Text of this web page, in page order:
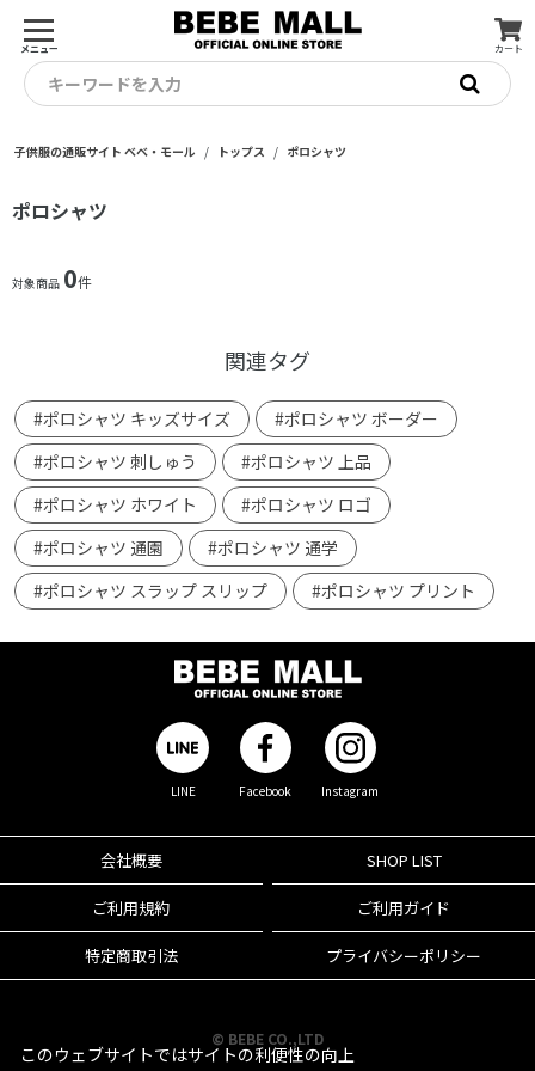
メニュー カート
キーワードを入力
子供服の通販サイト ベベ・モール トップス ポロシャツ
ポロシャツ
対象商品 0件
関連タグ
#ポロシャツ キッズサイズ
#ポロシャツ ボーダー
#ポロシャツ 刺しゅう
#ポロシャツ 上品
#ポロシャツ ホワイト
#ポロシャツ ロゴ
#ポロシャツ 通園
#ポロシャツ 通学
#ポロシャツ スラップ スリップ
#ポロシャツ プリント
LINE Facebook Instagram
会社概要 SHOP LIST
ご利用規約 ご利用ガイド
特定商取引法 プライバシーポリシー
© BEBE CO.,LTD
このウェブサイトではサイトの利便性の向上